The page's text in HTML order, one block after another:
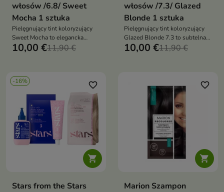
włosów /6.8/ Sweet
Mocha 1 sztuka
Pielęgnujący tint koloryzujący
Sweet Mocha to elegancka
koloryzacja, która nadaje
10,00 €11,90 €
włosów /7.3/ Glazed
Blonde 1 sztuka
Pielęgnujący tint koloryzujący
Glazed Blonde 7.3 to subtelna
koloryzacja, która nadaje
10,00 €11,90 €
-16%

favorite_border
Stars from the Stars

favorite_border
Marion Szampon